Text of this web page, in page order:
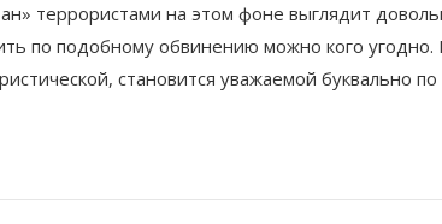
террористами на этом фоне выглядит
по подобному обвинению можно кого угодно.
становится уважаемой буквально